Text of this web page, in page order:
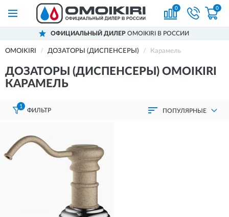
0 0
ОФИЦИАЛЬНЫЙ ДИЛЕР OMOIKIRI В РОССИИ
OMOIKIRI ДОЗАТОРЫ (ДИСПЕНСЕРЫ) Карамель
ДОЗАТОРЫ (ДИСПЕНСЕРЫ) OMOIKIRI
КАРАМЕЛЬ
1
ФИЛЬТР ПОПУЛЯРНЫЕ